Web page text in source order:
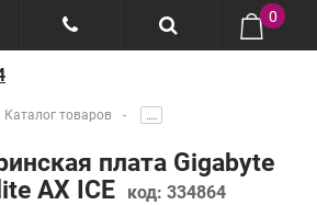
0
Каталог товаров .....
плата Gigabyte
AX ICE
код: 334864